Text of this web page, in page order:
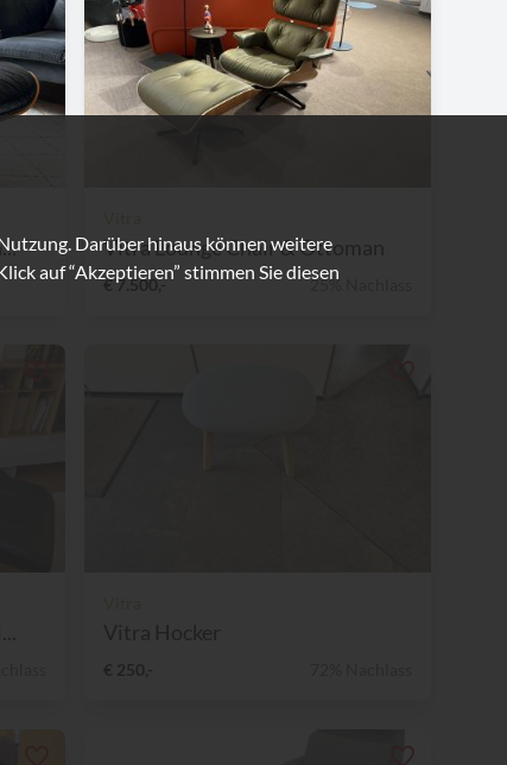
Vitra Lounge Chair & Ottoman
€ 7.500,- 25% Nachlass
Darüber hinaus können weitere
auf “Akzeptieren” stimmen Sie diesen